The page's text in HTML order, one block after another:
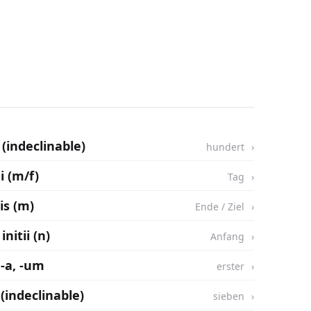
hundert
(m/f) Tag
(m) Ende / Ziel
(n) Anfang
a, -um erster
sieben